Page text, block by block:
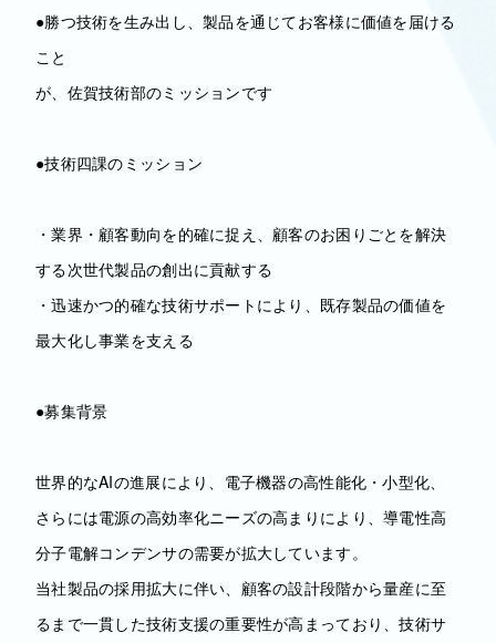
●勝つ技術を生み出し、製品を通じてお客様に価値を届ける
こと
が、佐賀技術部のミッションです
●技術四課のミッション
・業界・顧客動向を的確に捉え、顧客のお困りごとを解決
する次世代製品の創出に貢献する
・迅速かつ的確な技術サポートにより、既存製品の価値を
最大化し事業を支える
●募集背景
世界的なAIの進展により、電子機器の高性能化・小型化、
さらには電源の高効率化ニーズの高まりにより、導電性高
分子電解コンデンサの需要が拡大しています。
当社製品の採用拡大に伴い、顧客の設計段階から量産に至
るまで一貫した技術支援の重要性が高まっており、技術サ